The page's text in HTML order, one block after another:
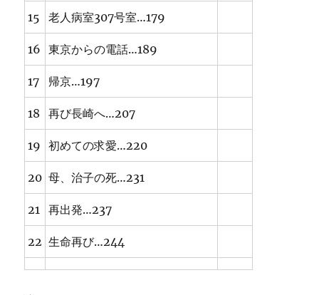
15 老人病室307号室…179
16 東京からの電話…189
17 帰京…197
18 再び長崎へ…207
19 初めての求愛…220
20 母、治子の死…231
21 再出発…237
22 生命再び…244